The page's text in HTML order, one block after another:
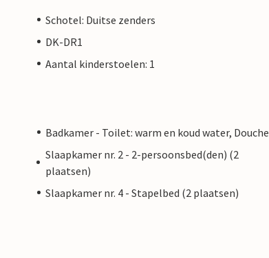
Schotel: Duitse zenders
DK-DR1
Aantal kinderstoelen: 1
Badkamer - Toilet: warm en koud water, Douche
Slaapkamer nr. 2 - 2-persoonsbed(den) (2
plaatsen)
Slaapkamer nr. 4 - Stapelbed (2 plaatsen)